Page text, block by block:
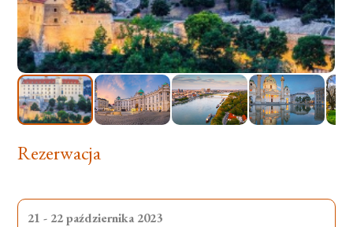
Rezerwacja
21 - 22 października 2023